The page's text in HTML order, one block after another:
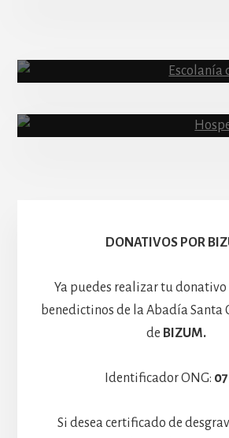
DONATIVOS POR
Ya puedes realizar tu donativo
benedictinos de la Abadía Santa
de BIZUM.
Identificador ONG:
Si desea certificado de